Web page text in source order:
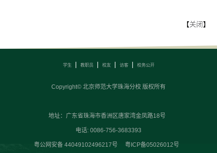
【关闭】
学生 教职员 校友 访客 校务公开
Copyright© 北京师范大学珠海分校 版权所有
地址：广东省珠海市香洲区唐家湾金凤路18号
电话: 0086-756-3683393
粤公网安备 44049102496217号 粤ICP备05026012号